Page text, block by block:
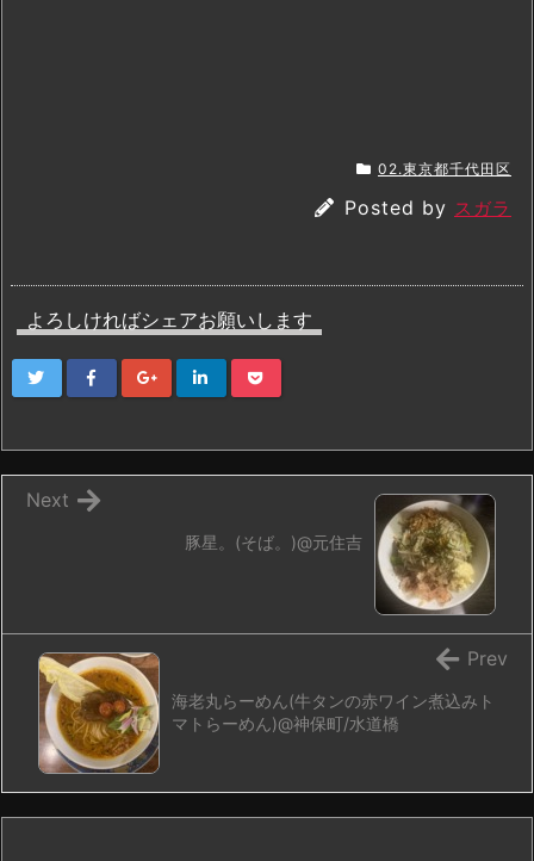
02.東京都千代田区
Posted by スガラ
よろしければシェアお願いします
豚星。(そば。)@元住吉
Next
海老丸らーめん(牛タンの赤ワイン煮込みト
マトらーめん)@神保町/水道橋
Prev